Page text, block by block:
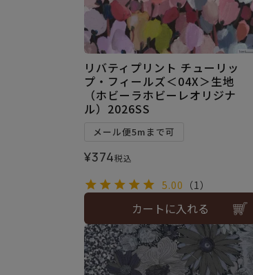
リバティプリント チューリッ
プ・フィールズ＜04X＞生地
（ホビーラホビーレオリジナ
ル）2026SS
メール便5mまで可
¥374税込
5.00 （1）
カートに入れる